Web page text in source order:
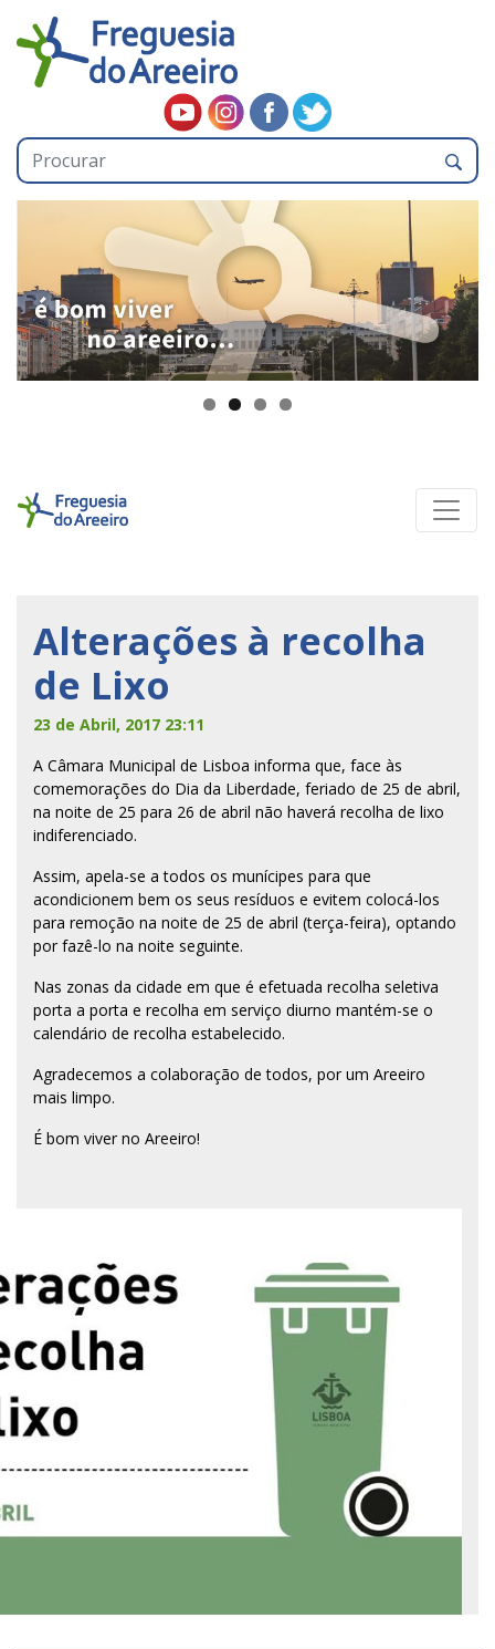
Alterações à recolha
de Lixo
23 de Abril, 2017 23:11
A Câmara Municipal de Lisboa informa que, face às
comemorações do Dia da Liberdade, feriado de 25 de abril,
na noite de 25 para 26 de abril não haverá recolha de lixo
indiferenciado.
Assim, apela-se a todos os munícipes para que
acondicionem bem os seus resíduos e evitem colocá-los
para remoção na noite de 25 de abril (terça-feira), optando
por fazê-lo na noite seguinte.
Nas zonas da cidade em que é efetuada recolha seletiva
porta a porta e recolha em serviço diurno mantém-se o
calendário de recolha estabelecido.
Agradecemos a colaboração de todos, por um Areeiro
mais limpo.
É bom viver no Areeiro!